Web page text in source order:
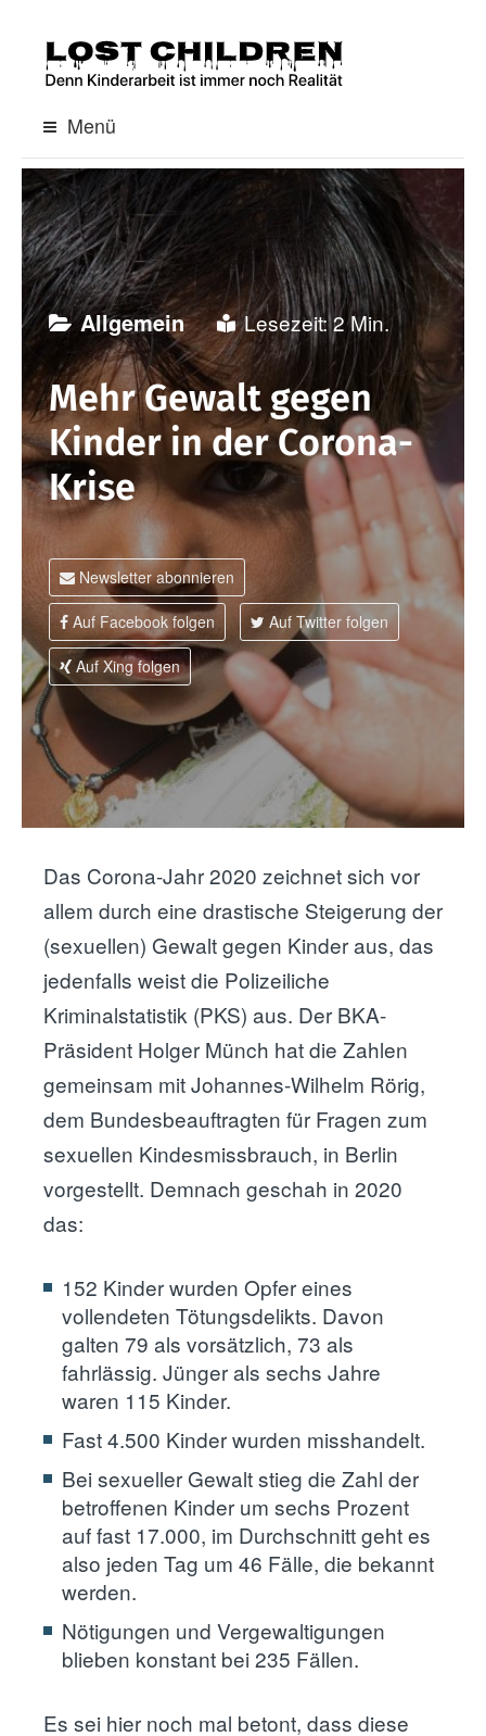
n
g
e
z
u
m
n
h
a
Menü
Allgemein
Mehr Gewalt gegen
Kinder in der Corona-
Krise
Newsletter abonnieren
Auf Facebook folgen Auf Twitter folgen
Auf Xing folgen
Das Corona-Jahr 2020 zeichnet sich vor
allem durch eine drastische Steigerung der
(sexuellen) Gewalt gegen Kinder aus, das
jedenfalls weist die Polizeiliche
Kriminalstatistik (PKS) aus. Der BKA-
Präsident Holger Münch hat die Zahlen
gemeinsam mit Johannes-Wilhelm Rörig,
dem Bundesbeauftragten für Fragen zum
sexuellen Kindesmissbrauch, in Berlin
vorgestellt. Demnach geschah in 2020
das:
152 Kinder wurden Opfer eines
vollendeten Tötungsdelikts. Davon
galten 79 als vorsätzlich, 73 als
fahrlässig. Jünger als sechs Jahre
waren 115 Kinder.
Fast 4.500 Kinder wurden misshandelt.
Bei sexueller Gewalt stieg die Zahl der
betroffenen Kinder um sechs Prozent
auf fast 17.000, im Durchschnitt geht es
also jeden Tag um 46 Fälle, die bekannt
werden.
Nötigungen und Vergewaltigungen
blieben konstant bei 235 Fällen.
Es sei hier noch mal betont, dass diese